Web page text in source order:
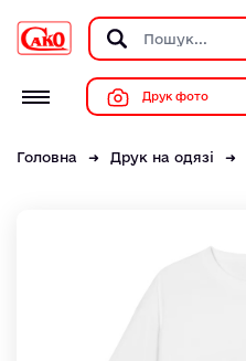
Друк фото
Головна Друк на одязі